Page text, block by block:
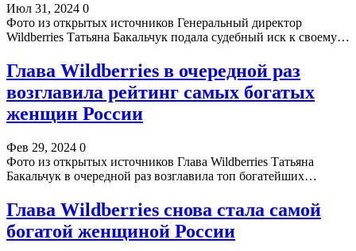
Июл 31, 2024 0
Фото из открытых источников Генеральный директор
Wildberries Татьяна Бакальчук подала судебный иск к своему…
Глава Wildberries в очередной раз
возглавила рейтинг самых богатых
женщин России
Фев 29, 2024 0
Фото из открытых источников Глава Wildberries Татьяна
Бакальчук в очередной раз возглавила топ богатейших…
Глава Wildberries снова стала самой
богатой женщиной России